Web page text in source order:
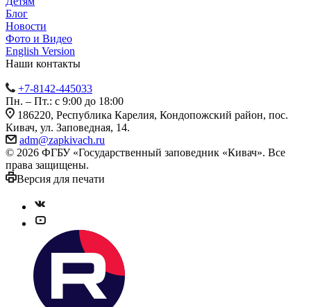
Блог
Новости
Фото и Видео
English Version
Наши контакты
+7-8142-445033
Пн. – Пт.: с 9:00 до 18:00
186220, Республика Карелия, Кондопожский район, пос.
Кивач, ул. Заповедная, 14.
adm@zapkivach.ru
© 2026 ФГБУ «Государственный заповедник «Кивач». Все
права защищены.
Версия для печати